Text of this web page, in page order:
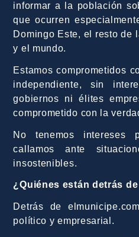
informar a la población
que ocurren
Domingo Este, el resto de
y el mundo.
Estamos comprometidos
independiente, sin
gobiernos ni élites
comprometido con la
No tenemos intereses
callamos ante
insostenibles.
¿Quiénes están detrás
Detrás de
político y empresarial.